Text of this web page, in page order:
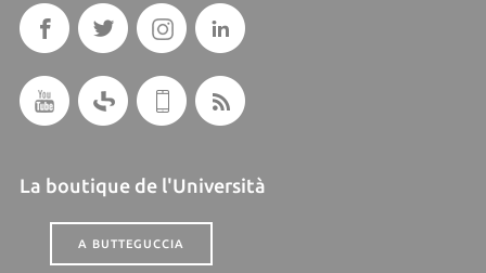
La boutique de l'Università
A BUTTEGUCCIA